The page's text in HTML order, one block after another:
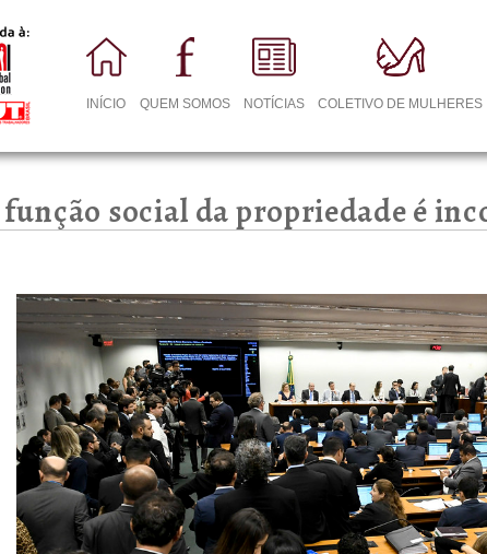
INÍCIO QUEM SOMOS NOTÍCIAS COLETIVO DE MULHERES
função social da propriedade é